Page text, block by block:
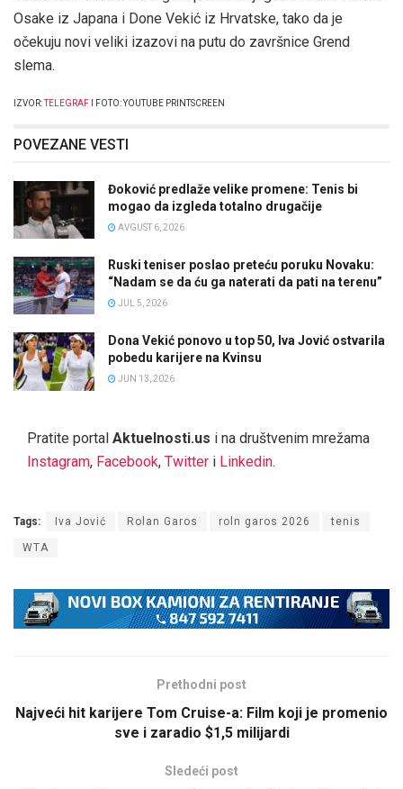
Osake iz Japana i Done Vekić iz Hrvatske, tako da je
očekuju novi veliki izazovi na putu do završnice Grend
slema.
IZVOR:TELEGRAF I FOTO: YOUTUBE PRINTSCREEN
POVEZANE VESTI
Đoković predlaže velike promene: Tenis bi
mogao da izgleda totalno drugačije
AVGUST 6, 2026
Ruski teniser poslao preteću poruku Novaku:
“Nadam se da ću ga naterati da pati na terenu”
JUL 5, 2026
Dona Vekić ponovo u top 50, Iva Jović ostvarila
pobedu karijere na Kvinsu
JUN 13, 2026
Pratite portal Aktuelnosti.us i na društvenim mrežama
Instagram, Facebook, Twitter i Linkedin.
Tags: Iva Jović Rolan Garos roln garos 2026 tenis
WTA
Prethodni post
Najveći hit karijere Tom Cruise-a: Film koji je promenio
sve i zaradio $1,5 milijardi
Sledeći post